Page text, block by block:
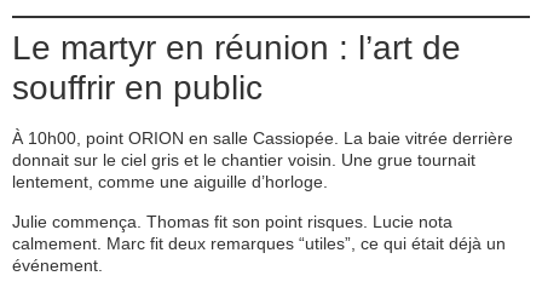
Le martyr en réunion : l’art de
souffrir en public
À 10h00, point ORION en salle Cassiopée. La baie vitrée derrière
donnait sur le ciel gris et le chantier voisin. Une grue tournait
lentement, comme une aiguille d’horloge.
Julie commença. Thomas fit son point risques. Lucie nota
calmement. Marc fit deux remarques “utiles”, ce qui était déjà un
événement.